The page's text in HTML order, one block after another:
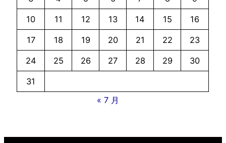
10 11 12 13 14 15 16
17 18 19 20 21 22 23
24 25 26 27 28 29 30
31
« 7 月